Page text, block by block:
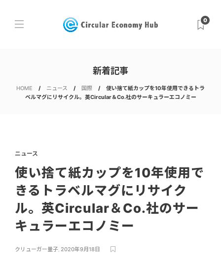
0
新着記事
HOME ニュース 国際
使い捨て紙カップを10年使用できるトラ
ベルマグにリサイクル。英Circular＆Co.社のサーキュラーエコノミー
ニュース
使い捨て紙カップを10年使用で
きるトラベルマグにリサイク
ル。英Circular＆Co.社のサー
キュラーエコノミー
クリューガー量子, 2020年9月18日